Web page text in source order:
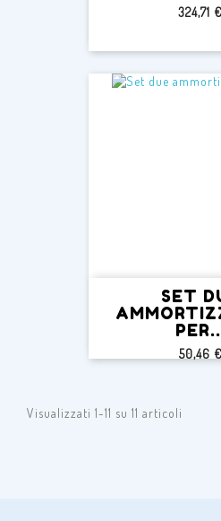
Prezzo
324,71 €
SET
Prezzo
50,46 €
Visualizzati 1-11 su 11 articoli